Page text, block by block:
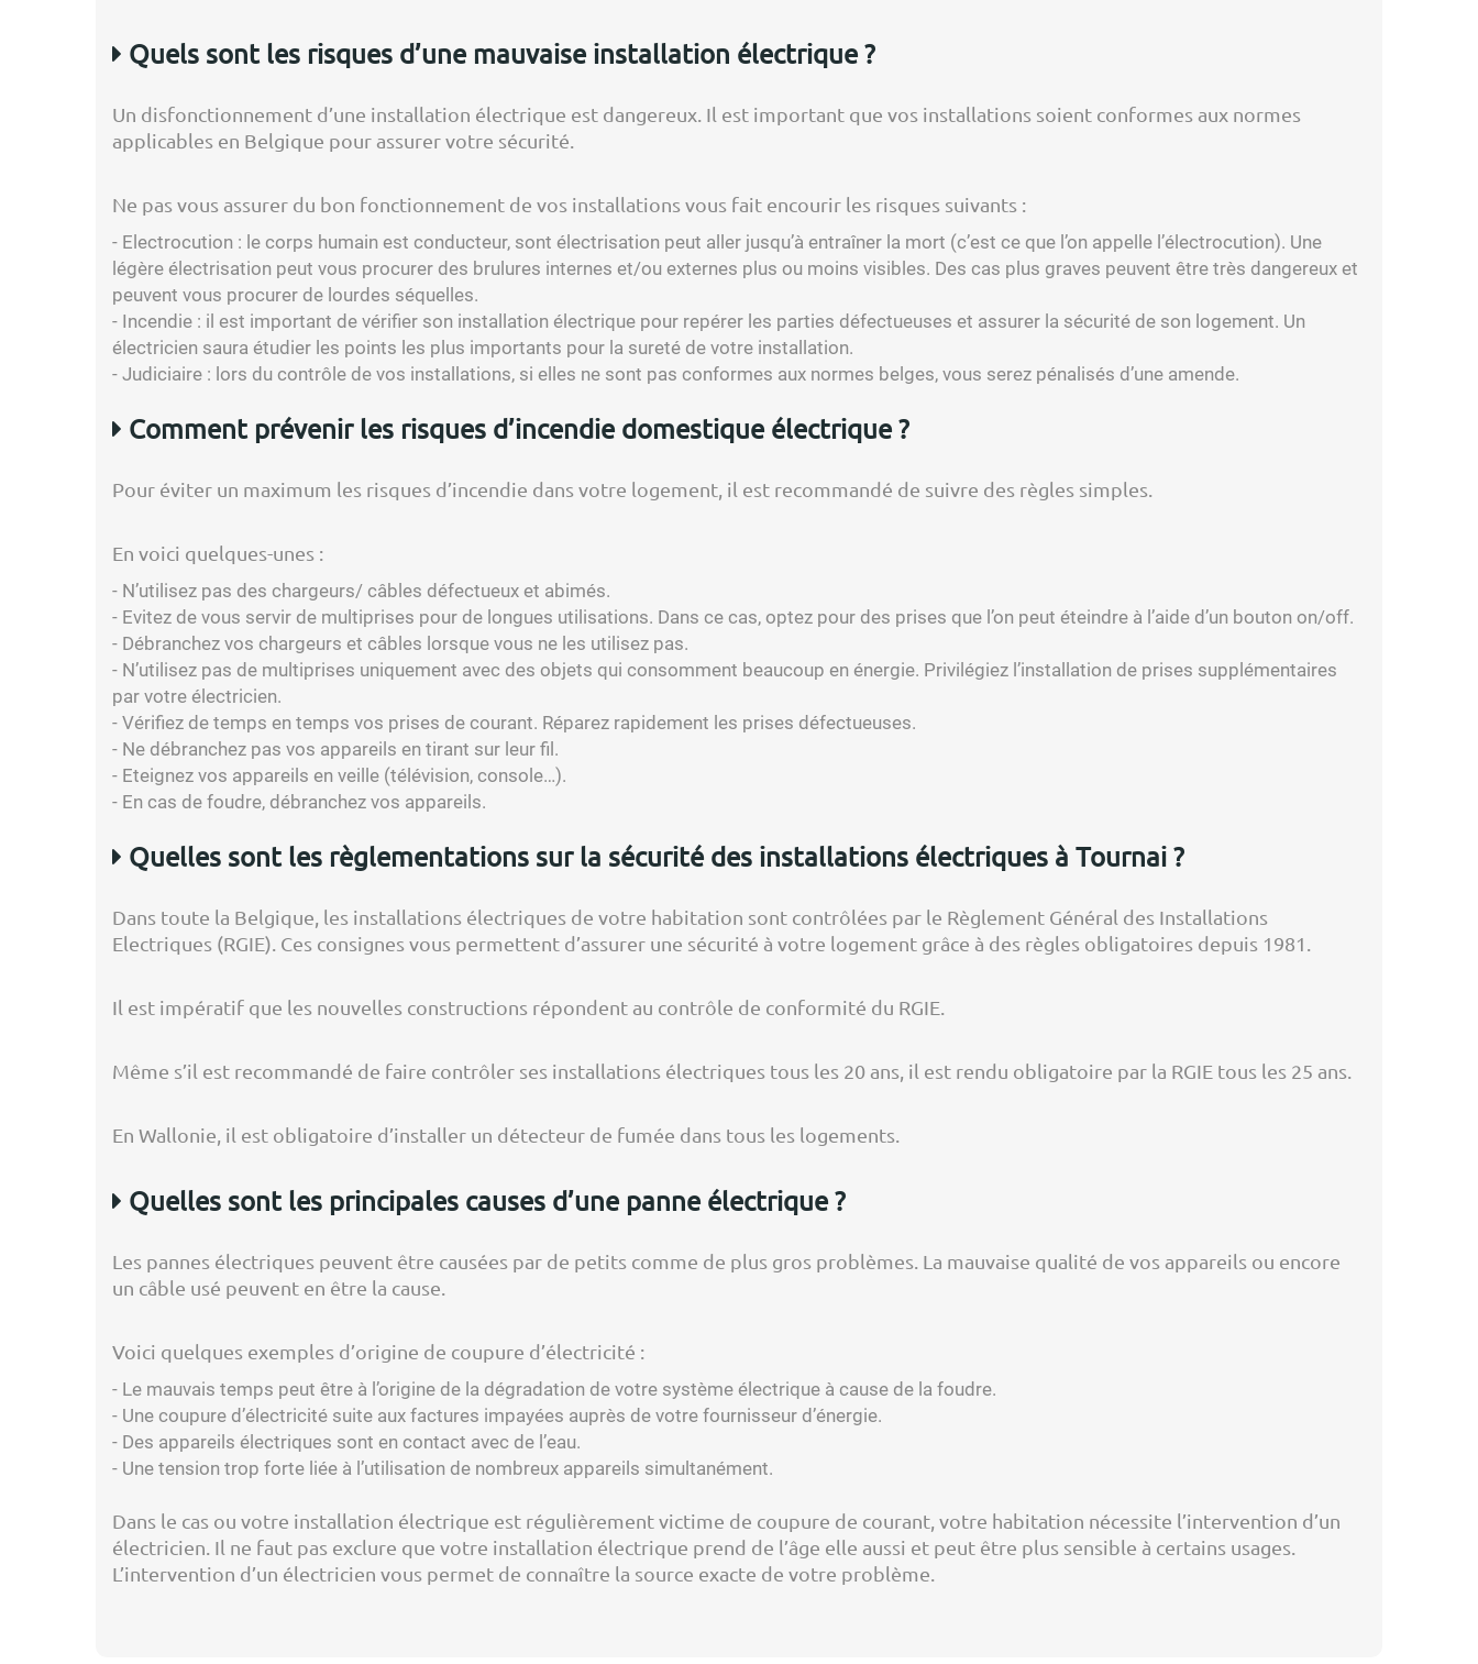
Quels sont les risques d’une mauvaise installation électrique ?
Un disfonctionnement d’une installation électrique est dangereux. Il est important que vos installations soient conformes aux normes
applicables en Belgique pour assurer votre sécurité.
Ne pas vous assurer du bon fonctionnement de vos installations vous fait encourir les risques suivants :
- Electrocution : le corps humain est conducteur, sont électrisation peut aller jusqu’à entraîner la mort (c’est ce que l’on appelle l’électrocution). Une
légère électrisation peut vous procurer des brulures internes et/ou externes plus ou moins visibles. Des cas plus graves peuvent être très dangereux et
peuvent vous procurer de lourdes séquelles.
- Incendie : il est important de vérifier son installation électrique pour repérer les parties défectueuses et assurer la sécurité de son logement. Un
électricien saura étudier les points les plus importants pour la sureté de votre installation.
- Judiciaire : lors du contrôle de vos installations, si elles ne sont pas conformes aux normes belges, vous serez pénalisés d’une amende.
Comment prévenir les risques d’incendie domestique électrique ?
Pour éviter un maximum les risques d’incendie dans votre logement, il est recommandé de suivre des règles simples.
En voici quelques-unes :
- N’utilisez pas des chargeurs/ câbles défectueux et abimés.
- Evitez de vous servir de multiprises pour de longues utilisations. Dans ce cas, optez pour des prises que l’on peut éteindre à l’aide d’un bouton on/off.
- Débranchez vos chargeurs et câbles lorsque vous ne les utilisez pas.
- N’utilisez pas de multiprises uniquement avec des objets qui consomment beaucoup en énergie. Privilégiez l’installation de prises supplémentaires
par votre électricien.
- Vérifiez de temps en temps vos prises de courant. Réparez rapidement les prises défectueuses.
- Ne débranchez pas vos appareils en tirant sur leur fil.
- Eteignez vos appareils en veille (télévision, console…).
- En cas de foudre, débranchez vos appareils.
Quelles sont les règlementations sur la sécurité des installations électriques à Tournai ?
Dans toute la Belgique, les installations électriques de votre habitation sont contrôlées par le Règlement Général des Installations
Electriques (RGIE). Ces consignes vous permettent d’assurer une sécurité à votre logement grâce à des règles obligatoires depuis 1981.
Il est impératif que les nouvelles constructions répondent au contrôle de conformité du RGIE.
Même s’il est recommandé de faire contrôler ses installations électriques tous les 20 ans, il est rendu obligatoire par la RGIE tous les 25 ans.
En Wallonie, il est obligatoire d’installer un détecteur de fumée dans tous les logements.
Quelles sont les principales causes d’une panne électrique ?
Les pannes électriques peuvent être causées par de petits comme de plus gros problèmes. La mauvaise qualité de vos appareils ou encore
un câble usé peuvent en être la cause.
Voici quelques exemples d’origine de coupure d’électricité :
- Le mauvais temps peut être à l’origine de la dégradation de votre système électrique à cause de la foudre.
- Une coupure d’électricité suite aux factures impayées auprès de votre fournisseur d’énergie.
- Des appareils électriques sont en contact avec de l’eau.
- Une tension trop forte liée à l’utilisation de nombreux appareils simultanément.
Dans le cas ou votre installation électrique est régulièrement victime de coupure de courant, votre habitation nécessite l’intervention d’un
électricien. Il ne faut pas exclure que votre installation électrique prend de l’âge elle aussi et peut être plus sensible à certains usages.
L’intervention d’un électricien vous permet de connaître la source exacte de votre problème.